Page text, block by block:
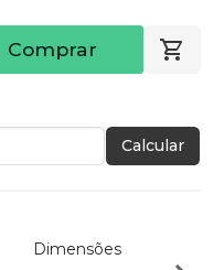
Comprar
Calcular
Dimensões